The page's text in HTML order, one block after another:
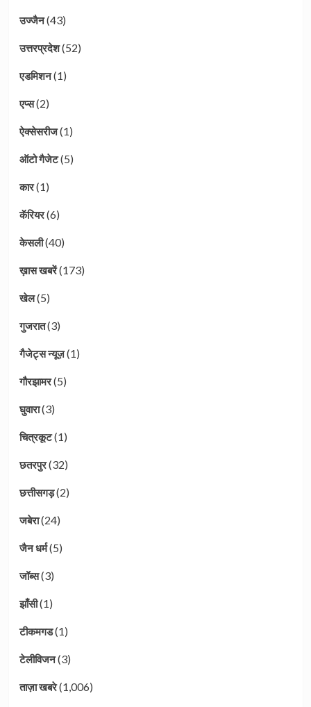
उज्जैन(43)
उत्तरप्रदेश(52)
एडमिशन(1)
एप्स(2)
ऐक्सेसरीज(1)
ऑटो गैजेट(5)
कार(1)
कॅरियर(6)
केसली(40)
ख़ास खबरें(173)
खेल(5)
गुजरात(3)
गैजेट्स न्यूज़(1)
गौरझामर(5)
घुवारा(3)
चित्रकूट(1)
छतरपुर(32)
छत्तीसगड़(2)
जबेरा(24)
जैन धर्म(5)
जॉब्स(3)
झाँसी(1)
टीकमगड(1)
टेलीविजन(3)
ताज़ा खबरे(1,006)